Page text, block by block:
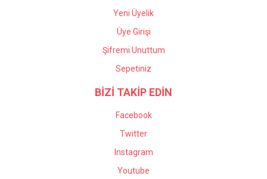
Yeni Üyelik
Üye Girişi
Şifremi Unuttum
Sepetiniz
BİZİ TAKİP EDİN
Facebook
Twitter
Instagram
Youtube